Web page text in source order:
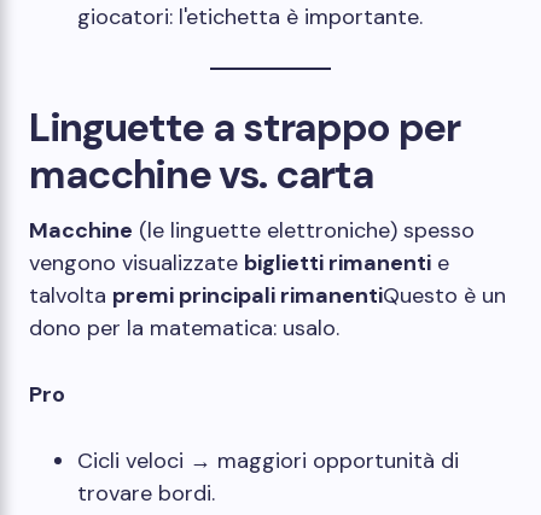
giocatori: l'etichetta è importante.
Linguette a strappo per
macchine vs. carta
Macchine (le linguette elettroniche) spesso
vengono visualizzate biglietti rimanenti e
talvolta premi principali rimanentiQuesto è un
dono per la matematica: usalo.
Pro
Cicli veloci → maggiori opportunità di
trovare bordi.